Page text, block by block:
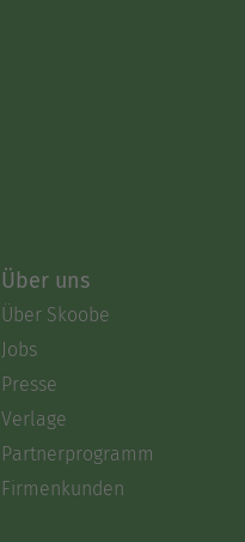
Über uns
Über Skoobe
Jobs
Presse
Verlage
Partnerprogramm
Firmenkunden